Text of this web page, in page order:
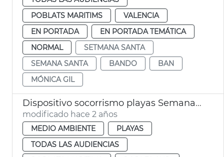
POBLATS MARITIMS
VALENCIA
EN PORTADA
EN PORTADA TEMÁTICA
NORMAL
SETMANA SANTA
SEMANA SANTA
BANDO
BAN
MÓNICA GIL
Dispositivo socorrismo playas Semana Santa
modificado hace 2 años
MEDIO AMBIENTE
PLAYAS
TODAS LAS AUDIENCIAS